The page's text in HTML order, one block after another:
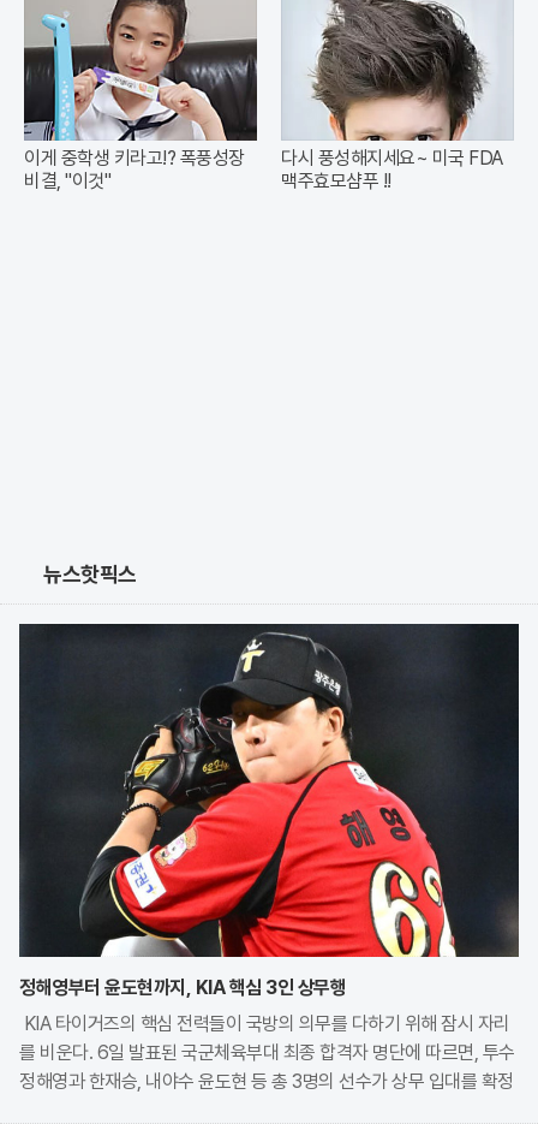
이게 중학생 키라고!? 폭풍성장
비결, "이것"
다시 풍성해지세요~ 미국 FDA
맥주효모샴푸 !!
뉴스핫픽스
정해영부터 윤도현까지, KIA 핵심 3인 상무행
KIA 타이거즈의 핵심 전력들이 국방의 의무를 다하기 위해 잠시 자리
를 비운다. 6일 발표된 국군체육부대 최종 합격자 명단에 따르면, 투수
정해영과 한재승, 내야수 윤도현 등 총 3명의 선수가 상무 입대를 확정